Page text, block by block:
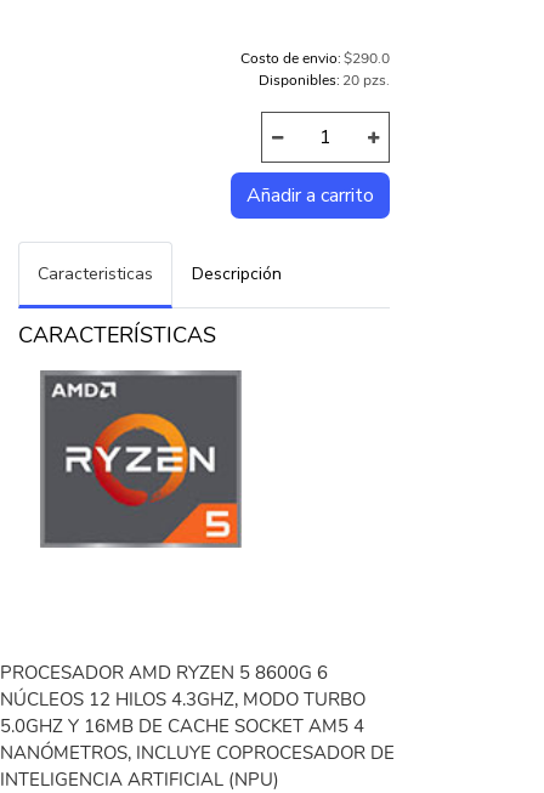
Costo de envio:$290.0
Disponibles: 20 pzs.
Caracteristicas Descripción
CARACTERÍSTICAS
PROCESADOR AMD RYZEN 5 8600G 6
NÚCLEOS 12 HILOS 4.3GHZ, MODO TURBO
5.0GHZ Y 16MB DE CACHE SOCKET AM5 4
NANÓMETROS, INCLUYE COPROCESADOR DE
INTELIGENCIA ARTIFICIAL (NPU)